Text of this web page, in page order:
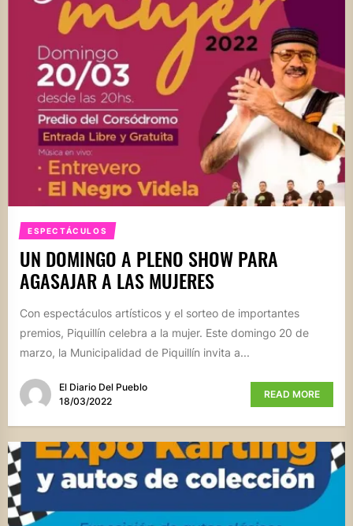
ESPECTÁCULOS
UN DOMINGO A PLENO SHOW PARA
AGASAJAR A LAS MUJERES
Con espectáculos artísticos y el sorteo de importantes
premios, Piquillín celebra a la mujer. Este domingo 20 de
marzo, la Municipalidad de Piquillín invita a...
El Diario Del Pueblo
18/03/2022
READ MORE